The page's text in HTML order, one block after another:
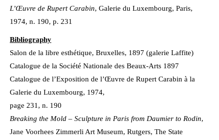
L’Œuvre de Rupert Carabin, Galerie du Luxembourg, Paris,
1974, n. 190, p. 231
Bibliography
Salon de la libre esthétique, Bruxelles, 1897 (galerie Laffite)
Catalogue de la Société Nationale des Beaux-Arts 1897
Catalogue de l’Exposition de l’Œuvre de Rupert Carabin à la
Galerie du Luxembourg, 1974,
page 231, n. 190
Breaking the Mold – Sculpture in Paris from Daumier to Rodin,
Jane Voorhees Zimmerli Art Museum, Rutgers, The State